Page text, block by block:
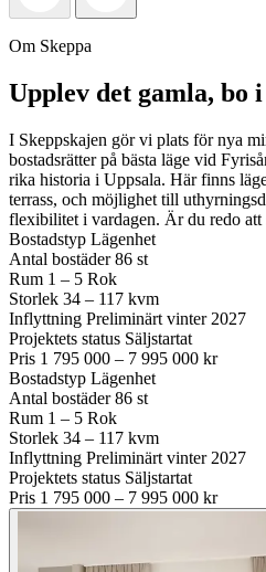
Om Skeppa
Upplev det gamla, bo
I Skeppskajen gör vi plats för nya
bostadsrätter på bästa läge vid
rika historia i Uppsala. Här finns
terrass, och möjlighet till
flexibilitet i vardagen. Är du redo
Bostadstyp Lägenhet
Antal bostäder 86 st
Rum 1 – 5 Rok
Storlek 34 – 117 kvm
Inflyttning Preliminärt vinter 2027
Projektets status Säljstartat
Pris 1 795 000 – 7 995 000 kr
Bostadstyp Lägenhet
Antal bostäder 86 st
Rum 1 – 5 Rok
Storlek 34 – 117 kvm
Inflyttning Preliminärt vinter 2027
Projektets status Säljstartat
Pris 1 795 000 – 7 995 000 kr